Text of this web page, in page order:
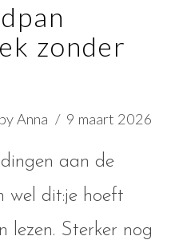
zonder
by Anna 9 maart 2026
aan de
wel dit:je hoeft
lezen. Sterker nog